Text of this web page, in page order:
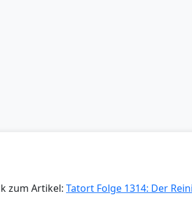
zum Artikel: Tatort Folge 1314: Der Reini